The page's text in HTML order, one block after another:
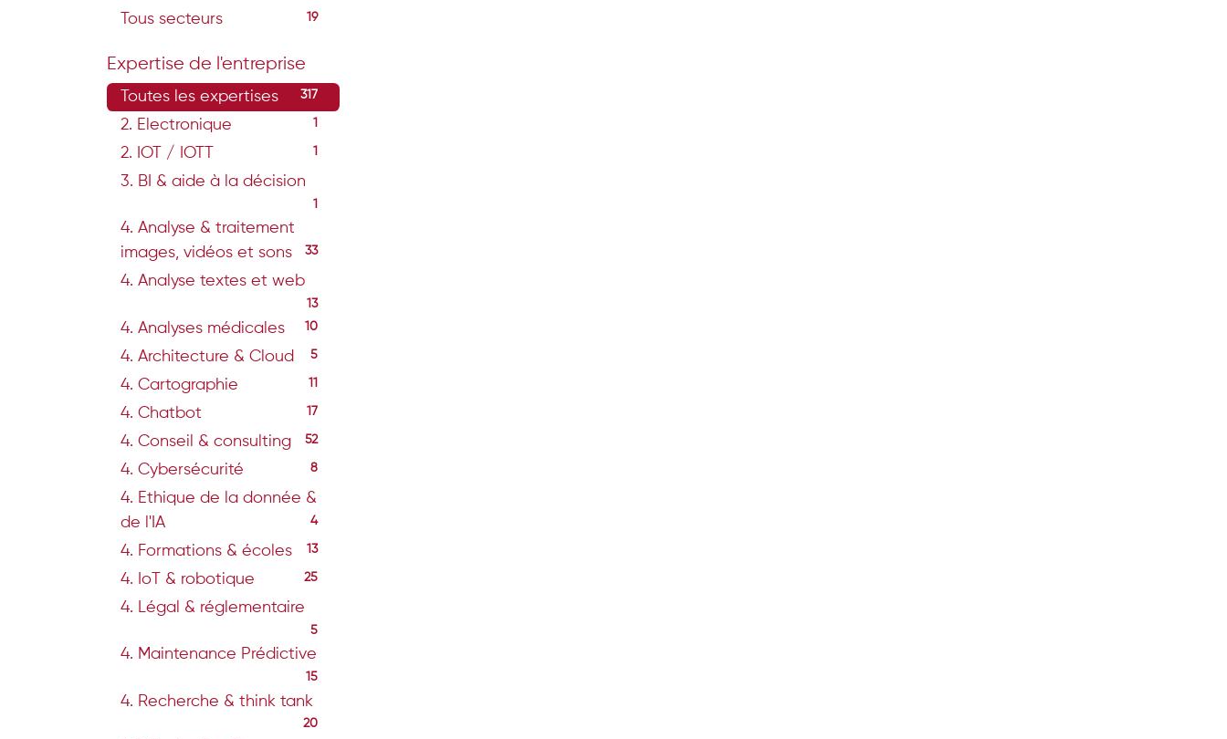
Tous secteurs 19
Expertise de l'entreprise
Toutes les expertises 317
2. Electronique 1
2. IOT / IOTT 1
3. BI & aide à la décision
1
4. Analyse & traitement
images, vidéos et sons
33
4. Analyse textes et web
13
4. Analyses médicales 10
4. Architecture & Cloud 5
4. Cartographie 11
4. Chatbot 17
4. Conseil & consulting 52
4. Cybersécurité 8
4. Ethique de la donnée &
de l'IA
4
4. Formations & écoles 13
4. IoT & robotique 25
4. Légal & réglementaire
5
4. Maintenance Prédictive
15
4. Recherche & think tank
20